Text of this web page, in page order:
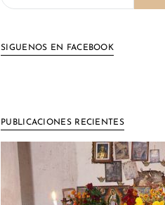
SIGUENOS EN FACEBOOK
PUBLICACIONES RECIENTES